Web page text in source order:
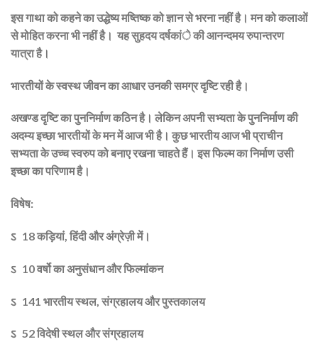
इस गाथा को कहने का उद्धेष्य मष्तिष्क को ज्ञान से भरना नहीं है। मन को कलाओं
से मोहित करना भी नहीं है। यह सुहदय दर्षकांे की आनन्दमय रुपान्तरण
यात्रा है।
भारतीयों के स्वस्थ जीवन का आधार उनकी समग्र दृष्टि रही है।
अखण्ड दृष्टि का पुननिर्माण कठिन है। लेकिन अपनी सभ्यता के पुननिर्माण की
अदम्य इच्छा भारतीयों के मन में आज भी है। कुछ भारतीय आज भी प्राचीन
सभ्यता के उच्च स्वरुप को बनाए रखना चाहते हैं। इस फिल्म का निर्माण उसी
इच्छा का परिणाम है।
विषेष:
ऽ 18 कड़ियां, हिंदी और अंग्रेज़ी में।
ऽ 10 वर्षो का अनुसंधान और फिल्मांकन
ऽ 141 भारतीय स्थल, संग्रहालय और पुस्तकालय
ऽ 52 विदेषी स्थल और संग्रहालय